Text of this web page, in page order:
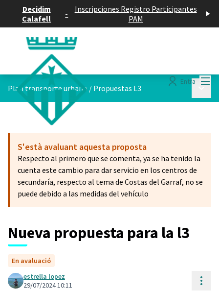
Decidim
Calafell
-
Inscripciones Registro Participantes
PAM
Entra
Plan transporte urbano / Propuestas L3
S'està avaluant aquesta proposta
Respecto al primero que se comenta, ya se ha tenido la
cuenta este cambio para dar servicio en los centros de
secundaría, respecto al tema de Costas del Garraf, no se
puede debido a las medidas del vehículo
Nueva propuesta para la l3
En avaluació
estrella lopez
29/07/2024 10:11